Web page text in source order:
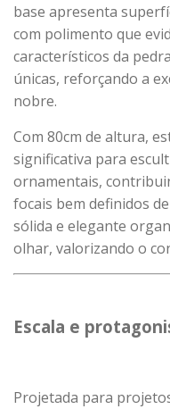
base apresenta
com polimento que
característicos da
únicas, reforçando a
nobre.
Com 80cm de altura,
significativa para
ornamentais,
focais bem definidos
sólida e elegante
olhar, valorizando o
Escala e
Projetada para